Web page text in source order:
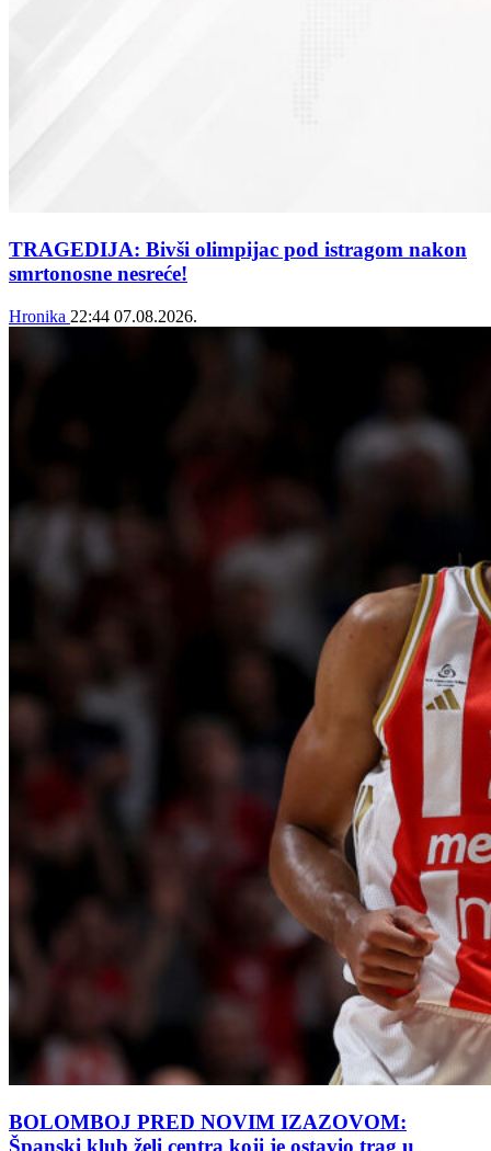
TRAGEDIJA: Bivši olimpijac pod istragom nakon
smrtonosne nesreće!
Hronika 22:44 07.08.2026.
BOLOMBOJ PRED NOVIM IZAZOVOM:
Španski klub želi centra koji je ostavio trag u